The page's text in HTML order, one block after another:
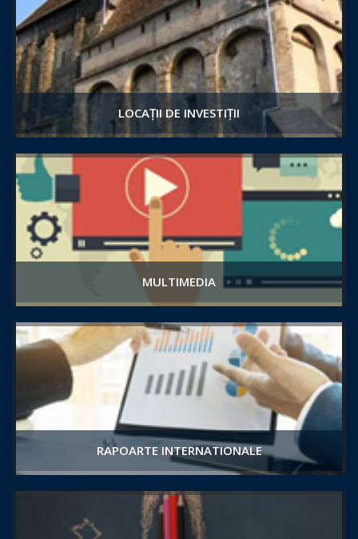
LOCAȚII DE INVESTIȚII
MULTIMEDIA
RAPOARTE INTERNATIONALE